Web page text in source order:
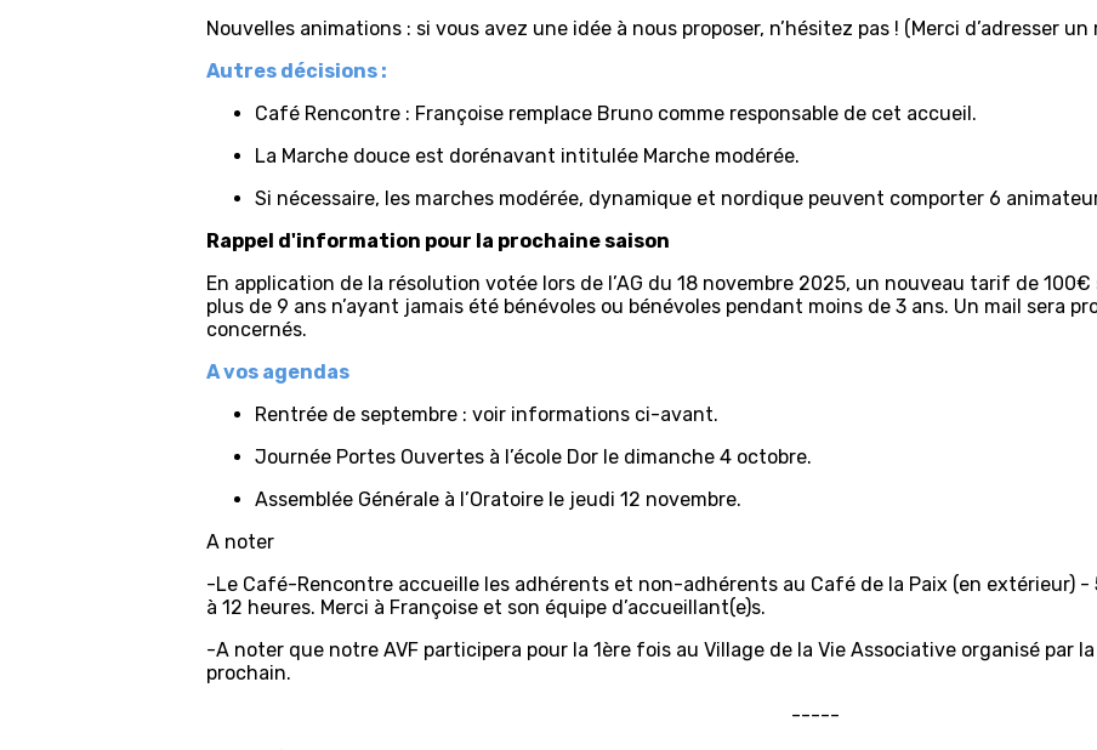
Nouvelles animations : si vous avez une idée à nous proposer, n’hésitez pas ! (Merci d’adresser
Autres décisions :
Café Rencontre : Françoise remplace Bruno comme responsable de cet accueil.
La Marche douce est dorénavant intitulée Marche modérée.
Si nécessaire, les marches modérée, dynamique et nordique peuvent comporter 6
Rappel d'information pour la prochaine saison
En application de la résolution votée lors de l’AG du 18 novembre 2025, un nouveau tarif de
plus de 9 ans n’ayant jamais été bénévoles ou bénévoles pendant moins de 3 ans. Un mail sera
concernés.
A vos agendas
Rentrée de septembre : voir informations ci-avant.
Journée Portes Ouvertes à l’école Dor le dimanche 4 octobre.
Assemblée Générale à l’Oratoire le jeudi 12 novembre.
A noter
-Le Café-Rencontre accueille les adhérents et non-adhérents au Café de la Paix (en extérieur) -
à 12 heures. Merci à Françoise et son équipe d’accueillant(e)s.
-A noter que notre AVF participera pour la 1ère fois au Village de la Vie Associative organisé par
prochain.
-----